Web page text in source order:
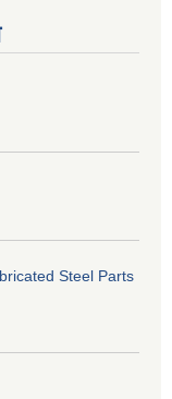
Steel Parts